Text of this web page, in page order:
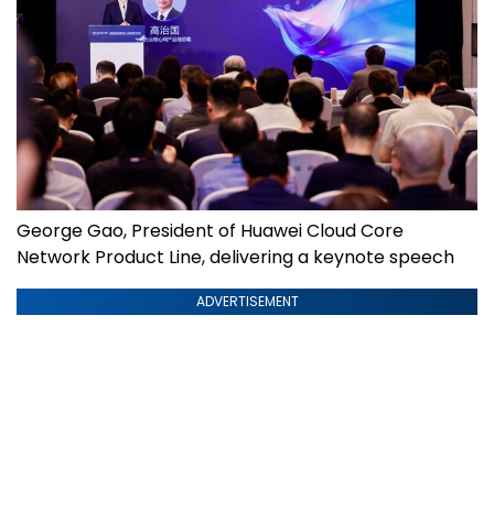
George Gao, President of Huawei Cloud Core
Network Product Line, delivering a keynote speech
ADVERTISEMENT